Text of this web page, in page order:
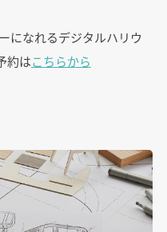
になれるデジタルハリウ
約はこちらから